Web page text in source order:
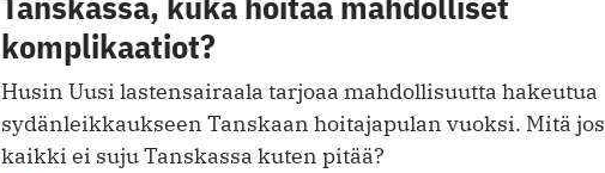
komplikaatiot?
Husin Uusi lastensairaala tarjoaa mahdollisuutta hakeutua
sydänleikkaukseen Tanskaan hoitajapulan vuoksi. Mitä jos
kaikki ei suju Tanskassa kuten pitää?